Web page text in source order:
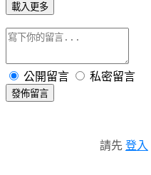
載入更多
公開留言 私密留言
發佈留言
請先 登入